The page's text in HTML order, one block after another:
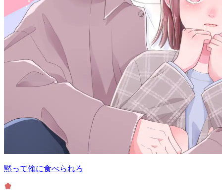
黙って俺に食べられろ